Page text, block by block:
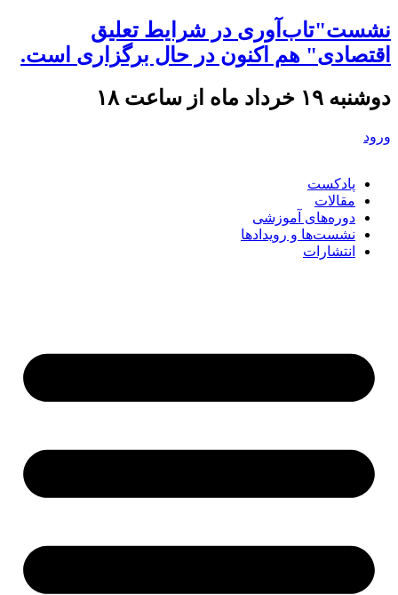
نشست"تاب‌آوری در شرایط تعلیق
اقتصادی" هم اکنون در حال برگزاری است.
دوشنبه ۱۹ خرداد ماه از ساعت ۱۸
ورود
پادکست
مقالات
دوره‌های آموزشی
نشست‌ها و رویدادها
انتشارات